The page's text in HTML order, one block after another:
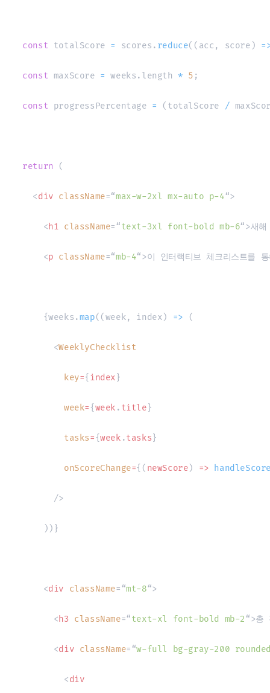
const totalScore = scores . reduce( ( acc , score )
const maxScore = weeks . length * 5 ;
const progressPercentage = ( totalScore /
return (
<div className=“max-w-2xl mx-auto p-4“>
<h1 className=“text-3xl font-bold mb-6“>새
<p className=“mb-4“>이 인터랙티브 체크리스트를
{weeks .map( ( week, index) => (
<WeeklyChecklist
key={ index }
week={ week . title }
tasks={week .tasks}
onScoreChange={ ( newScore) =>
/>
) ) }
<div className=“mt-8“>
<h3 className=“text-xl font-bold mb-2“>총
<div className=“w-full bg-gray-200
<div